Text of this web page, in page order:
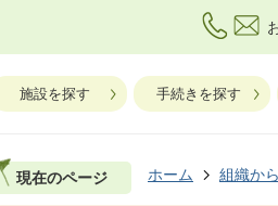
施設を探す 手続きを探す
現在のページ ホーム 組織か